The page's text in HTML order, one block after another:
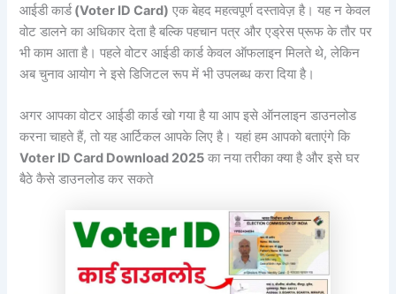
आईडी कार्ड(Voter ID Card) एक बेहद महत्वपूर्ण दस्तावेज़ है। यह न केवल
वोट डालने का अधिकार देता है बल्कि पहचान पत्र और एड्रेस प्रूफ के तौर पर
भी काम आता है। पहले वोटर आईडी कार्ड केवल ऑफलाइन मिलते थे, लेकिन
अब चुनाव आयोग ने इसे डिजिटल रूप में भी उपलब्ध करा दिया है।
अगर आपका वोटर आईडी कार्ड खो गया है या आप इसे ऑनलाइन डाउनलोड
करना चाहते हैं, तो यह आर्टिकल आपके लिए है। यहां हम आपको बताएंगे कि
Voter ID Card Download 2025 का नया तरीका क्या है और इसे घर
बैठे कैसे डाउनलोड कर सकते